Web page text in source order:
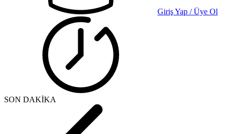
Giriş Yap / Üye Ol
SON DAKİKA